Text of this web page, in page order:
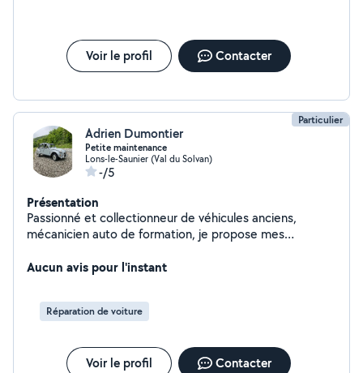
Voir le profil Contacter
Particulier
Adrien Dumontier
Petite maintenance
Lons-le-Saunier (Val du Solvan)
-/5
Présentation
Passionné et collectionneur de véhicules anciens,
mécanicien auto de formation, je propose mes
(vidanges de fluides, remplacement de filtres,
de vélos. -Nettoyage de vos pièces diverses aux
ultrasons (jusqu'à 6 litres). Ayant du matériel mais pas
trop complexes ou nécessitant beaucoup de place.
Rigoureux, j'aime le travail soigné et saurai vous dire non
Aucun avis pour l'instant
Réparation de voiture
Voir le profil Contacter